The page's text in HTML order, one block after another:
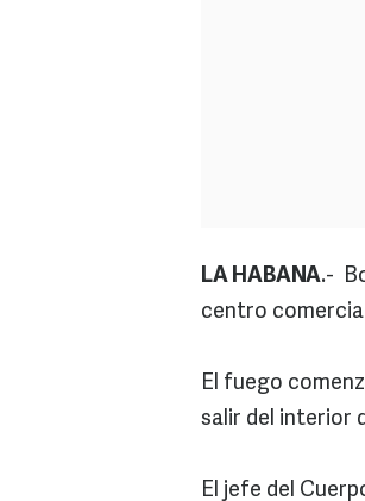
LA HABANA.-
centro comercial
El fuego
salir del interior
El jefe del